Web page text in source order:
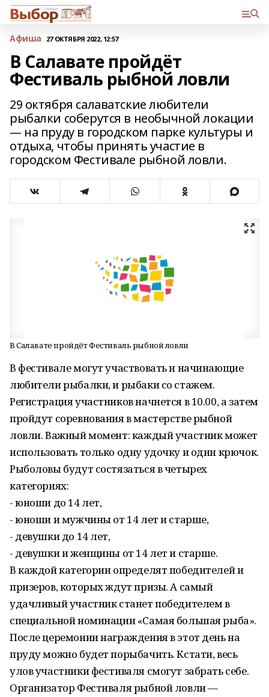
Афиша 27 ОКТЯБРЯ 2022, 12:57
В Салавате пройдёт
Фестиваль рыбной ловли
29 октября салаватские любители
рыбалки соберутся в необычной локации
— на пруду в городском парке культуры и
отдыха, чтобы принять участие в
городском Фестивале рыбной ловли.
В Салавате пройдёт Фестиваль рыбной ловли
В фестивале могут участвовать и начинающие
любители рыбалки, и рыбаки со стажем.
Регистрация участников начнется в 10.00, а затем
пройдут соревнования в мастерстве рыбной
ловли. Важный момент: каждый участник может
использовать только одну удочку и один крючок.
Рыболовы будут состязаться в четырех
категориях:
- юноши до 14 лет,
- юноши и мужчины от 14 лет и старше,
- девушки до 14 лет,
- девушки и женщины от 14 лет и старше.
В каждой категории определят победителей и
призеров, которых ждут призы. А самый
удачливый участник станет победителем в
специальной номинации «Самая большая рыба».
После церемонии награждения в этот день на
пруду можно будет порыбачить. Кстати, весь
улов участники фестиваля смогут забрать себе.
Организатор Фестиваля рыбной ловли —